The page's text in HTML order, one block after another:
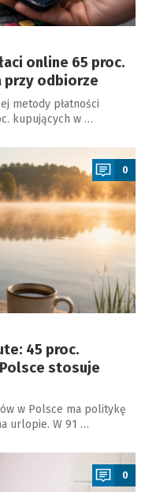
online 65 proc.
przy odbiorze
metody płatności
kupujących w …
0
45 proc.
stosuje
w Polsce ma politykę
urlopie. W 91 …
0